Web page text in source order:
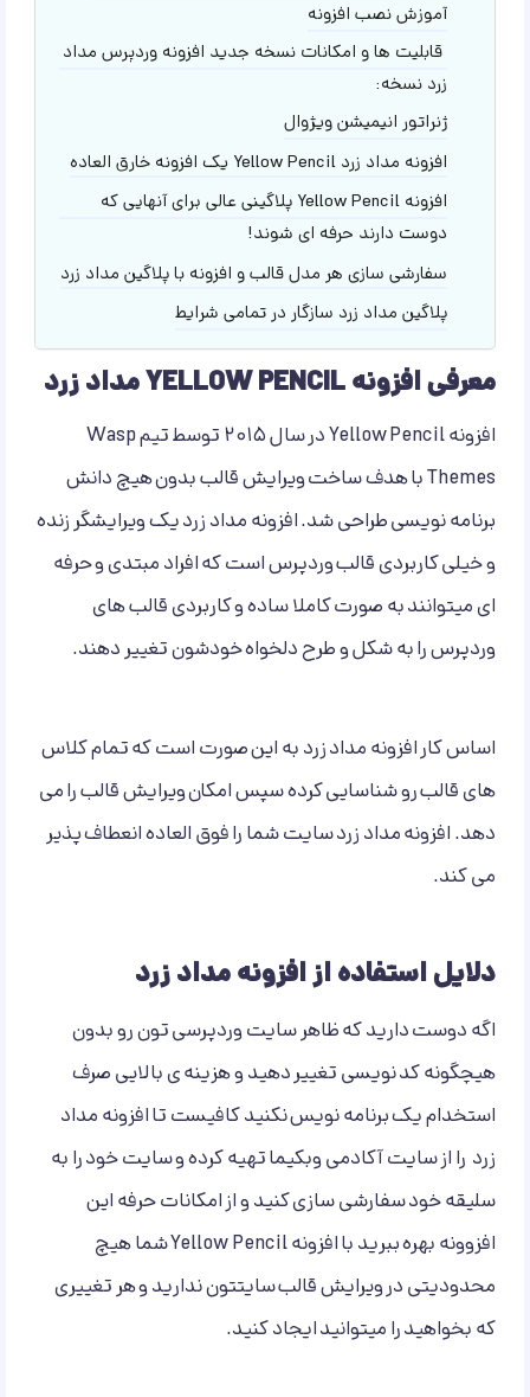
آموزش نصب افزونه
قابلیت ها و امکانات نسخه جدید افزونه وردپرس مداد
زرد نسخه:
ژنراتور انیمیشن ویژوال
افزونه مداد زرد Yellow Pencil یک افزونه خارق العاده
افزونه Yellow Pencil پلاگینی عالی برای آنهایی که
دوست دارند حرفه ای شوند!
سفارشی سازی هر مدل قالب و افزونه با پلاگین مداد زرد
پلاگین مداد زرد سازگار در تمامی شرایط
معرفی افزونه YELLOW PENCIL مداد زرد
افزونه Yellow Pencil در سال ۲۰۱۵ توسط تیم Wasp
Themes با هدف ساخت ویرایش قالب بدون هیچ دانش
برنامه نویسی طراحی شد. افزونه مداد زرد یک ویرایشگر زنده
و خیلی کاربردی قالب وردپرس است که افراد مبتدی و حرفه
ای میتوانند به صورت کاملا ساده و کاربردی قالب های
وردپرس را به شکل و طرح دلخواه خودشون تغییر دهند.
اساس کار افزونه مداد زرد به این صورت است که تمام کلاس
های قالب رو شناسایی کرده سپس امکان ویرایش قالب را می
دهد. افزونه مداد زرد سایت شما را فوق العاده انعطاف پذیر
می کند.
دلایل استفاده از افزونه مداد زرد
اگه دوست دارید که ظاهر سایت وردپرسی تون رو بدون
هیچگونه کد نویسی تغییر دهید و هزینه ی بالایی صرف
استخدام یک برنامه نویس نکنید کافیست تا افزونه مداد
زرد را از سایت آکادمی وبکیما تهیه کرده و سایت خود را به
سلیقه خود سفارشی سازی کنید و از امکانات حرفه این
افزوونه بهره ببرید با افزونه Yellow Pencil شما هیچ
محدودیتی در ویرایش قالب سایتتون ندارید و هر تغییری
که بخواهید را میتوانید ایجاد کنید.